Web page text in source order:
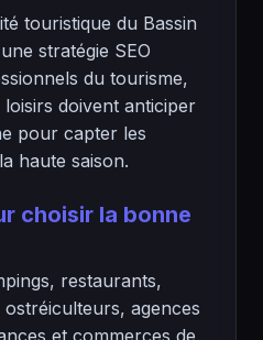
touristique du Bassin
stratégie SEO
du tourisme,
doivent anticiper
pour capter les
haute saison.
choisir la bonne
restaurants,
agences
et commerces de